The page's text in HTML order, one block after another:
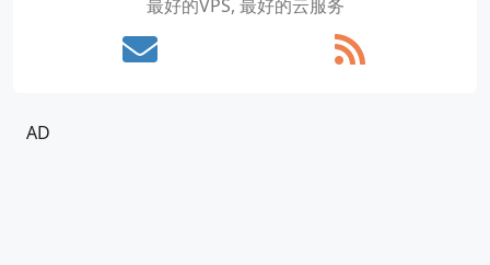
最好的VPS, 最好的云服务
AD